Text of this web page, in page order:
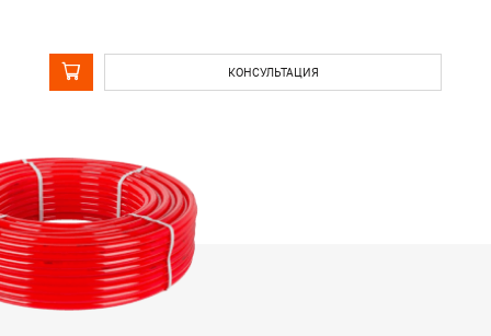
КОНСУЛЬТАЦИЯ